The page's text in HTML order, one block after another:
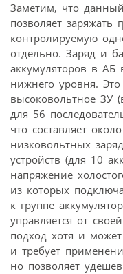
Заметим, что
позволяет заряжать
контролируемую
отдельно. Заряд и
аккумуляторов в АБ
нижнего уровня. Это
высоковольтное ЗУ
для 56
что составляет
низковольтных
устройств (для 10
напряжение
из которых
к группе
управляется от
подход хотя и
и требует
но позволяет